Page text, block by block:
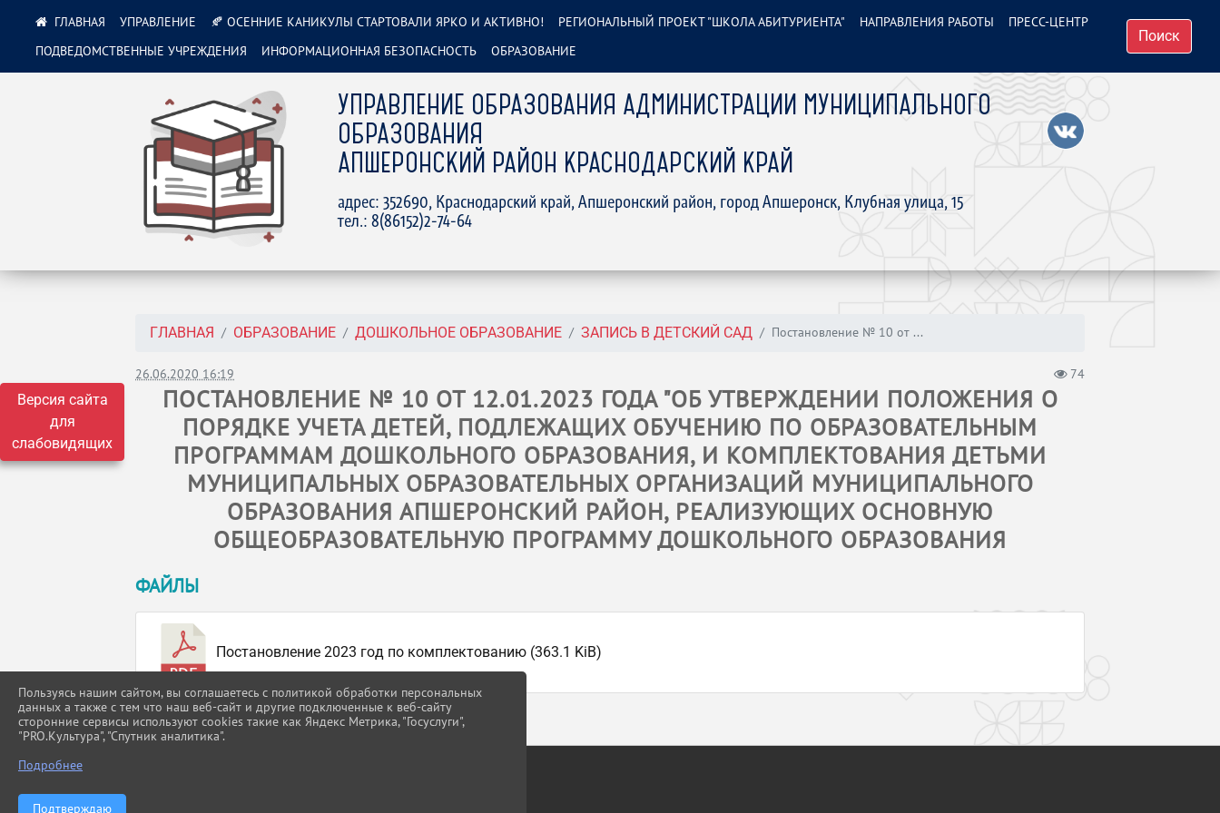
Версия сайта
для
слабовидящих
УПРАВЛЕНИЕ ОБРАЗОВАНИЯ АДМИНИСТРАЦИИ МУНИЦИПАЛЬНОГО
ОБРАЗОВАНИЯ
АПШЕРОНСКИЙ РАЙОН КРАСНОДАРСКИЙ КРАЙ
адрес: 352690, Краснодарский край, Апшеронский район, город Апшеронск, Клубная улица, 15
тел.: 8(86152)2-74-64
УПРАВЛЕНИЕ 🍂 ОСЕННИЕ КАНИКУЛЫ СТАРТОВАЛИ ЯРКО И АКТИВНО! РЕГИОНАЛЬНЫЙ ПРОЕКТ "ШКОЛА АБИТУРИЕНТА" НАПРАВЛЕНИЯ РАБОТЫ
ПРЕСС-ЦЕНТР
ПОДВЕДОМСТВЕННЫЕ УЧРЕЖДЕНИЯ
ИНФОРМАЦИОННАЯ БЕЗОПАСНОСТЬ ОБРАЗОВАНИЕ
Поиск
ГЛАВНАЯ ОБРАЗОВАНИЕ ДОШКОЛЬНОЕ ОБРАЗОВАНИЕ ЗАПИСЬ В ДЕТСКИЙ САД Постановление № 10 от ...
26.06.2020 16:19 74
ПОСТАНОВЛЕНИЕ № 10 ОТ 12.01.2023 ГОДА "ОБ УТВЕРЖДЕНИИ ПОЛОЖЕНИЯ О
ПОРЯДКЕ УЧЕТА ДЕТЕЙ, ПОДЛЕЖАЩИХ ОБУЧЕНИЮ ПО ОБРАЗОВАТЕЛЬНЫМ
ПРОГРАММАМ ДОШКОЛЬНОГО ОБРАЗОВАНИЯ, И КОМПЛЕКТОВАНИЯ ДЕТЬМИ
МУНИЦИПАЛЬНЫХ ОБРАЗОВАТЕЛЬНЫХ ОРГАНИЗАЦИЙ МУНИЦИПАЛЬНОГО
ОБРАЗОВАНИЯ АПШЕРОНСКИЙ РАЙОН, РЕАЛИЗУЮЩИХ ОСНОВНУЮ
ОБЩЕОБРАЗОВАТЕЛЬНУЮ ПРОГРАММУ ДОШКОЛЬНОГО ОБРАЗОВАНИЯ
ФАЙЛЫ
Постановление 2023 год по комплектованию (363.1 KiB)
Пользуясь нашим сайтом, вы соглашаетесь с политикой обработки персональных
данных а также с тем что наш веб-сайт и другие подключенные к веб-сайту
сторонние сервисы используют cookies такие как Яндекс Метрика, "Госуслуги",
"PRO.Культура", "Спутник аналитика".
Подробнее
Подтверждаю